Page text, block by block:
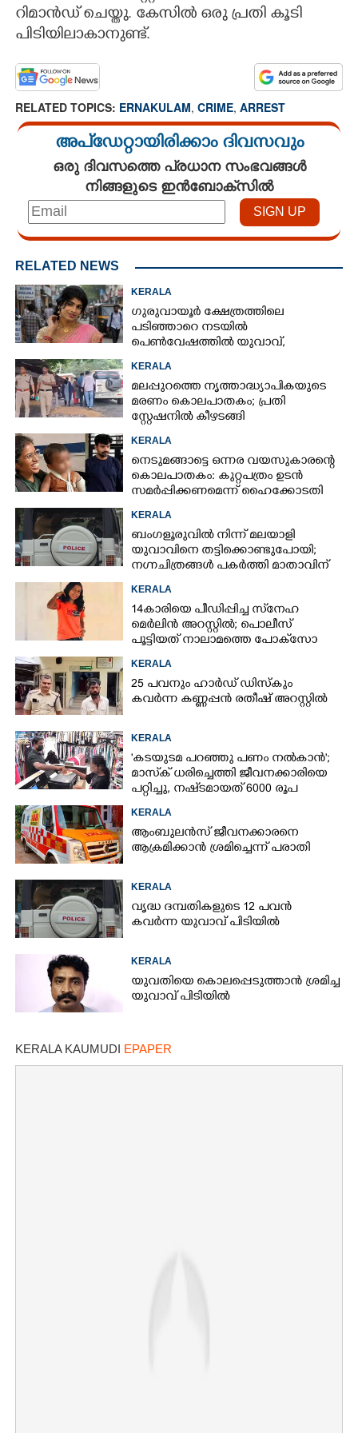
റിമാൻഡ് ചെയ്തു. കേസിൽ ഒരു പ്രതി കൂടി
പിടിയിലാകാനുണ്ട്.
RELATED TOPICS: ERNAKULAM, CRIME, ARREST
അപ്ഡേറ്റായിരിക്കാം ദിവസവും
ഒരു ദിവസത്തെ പ്രധാന സംഭവങ്ങൾ
നിങ്ങളുടെ ഇൻബോക്സിൽ
RELATED NEWS
KERALA
ഗുരുവായൂർ ക്ഷേത്രത്തിലെ
പടിഞ്ഞാറെ നടയിൽ
പെൺവേഷത്തിൽ യുവാവ്,​
തെളിഞ്ഞത് വൻഗൂഢാലോചന
KERALA
മലപ്പുറത്തെ നൃത്താദ്ധ്യാപികയുടെ
മരണം കൊലപാതകം; പ്രതി
സ്റ്റേഷനിൽ കീഴടങ്ങി
KERALA
നെടുമങ്ങാട്ടെ ഒന്നര വയസുകാരന്റെ
കൊലപാതകം: കുറ്റപത്രം ഉടൻ
സമർപ്പിക്കണമെന്ന് ഹൈക്കോടതി
KERALA
ബംഗളൂരുവിൽ നിന്ന് മലയാളി
യുവാവിനെ തട്ടിക്കൊണ്ടുപോയി;
നഗ്നചിത്രങ്ങൾ പകർത്തി മാതാവിന്
KERALA
14കാരിയെ പീഡിപ്പിച്ച സ്‌നേഹ
മെർലിൻ അറസ്റ്റിൽ; പൊലീസ്
പൂട്ടിയത് നാലാമത്തെ പോക്‌സോ
KERALA
25 പവനും ഹാർഡ് ഡിസ്കും
കവർന്ന കണ്ണപ്പൻ രതീഷ് അറസ്റ്റിൽ
KERALA
'കടയുടമ പറഞ്ഞു പണം നൽകാൻ';
മാസ്‌ക് ധരിച്ചെത്തി ജീവനക്കാരിയെ
പറ്റിച്ചു, നഷ്‌ടമായത് 6000 രൂപ
KERALA
ആംബുലൻസ് ജീവനക്കാരനെ
ആക്രമിക്കാൻ ശ്രമിച്ചെന്ന് പരാതി
KERALA
വൃദ്ധ ദമ്പതികളുടെ 12 പവൻ
കവർന്ന യുവാവ് പിടിയിൽ
KERALA
യുവതിയെ കൊലപ്പെടുത്താൻ ശ്രമിച്ച
യുവാവ് പിടിയിൽ
KERALA KAUMUDI EPAPER